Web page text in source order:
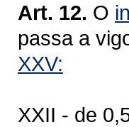
Art. 12. O
passa a
XXV:
XXII - de